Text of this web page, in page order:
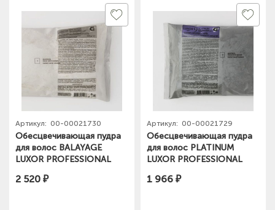
Артикул: 00-00021730
Обесцвечивающая пудра
для волос BALAYAGE
LUXOR PROFESSIONAL
2 520 ₽
Артикул: 00-00021729
Обесцвечивающая пудра
для волос PLATINUM
LUXOR PROFESSIONAL
1 966 ₽